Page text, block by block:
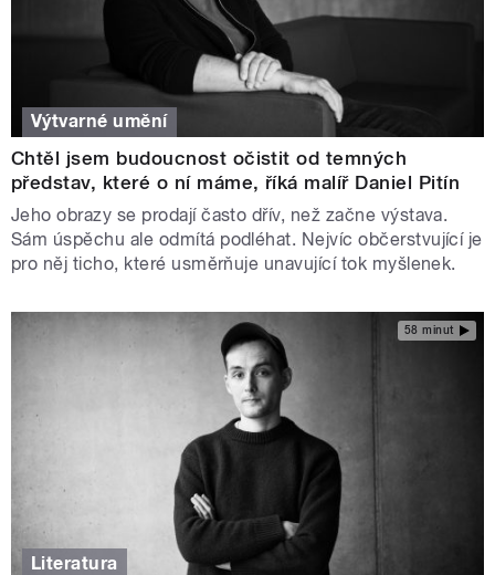
Výtvarné umění
Chtěl jsem budoucnost očistit od temných
představ, které o ní máme, říká malíř Daniel Pitín
Jeho obrazy se prodají často dřív, než začne výstava.
Sám úspěchu ale odmítá podléhat. Nejvíc občerstvující je
pro něj ticho, které usměrňuje unavující tok myšlenek.
58 minut
Literatura